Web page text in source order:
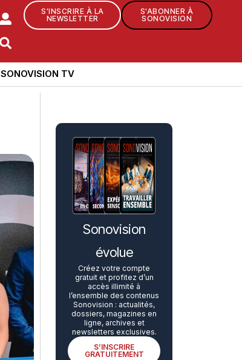
S'INSCRIRE À LA
NEWSLETTER
S'ABONNER À
SONOVISION
SONOVISION TV
Sonovision
évolue
Créez votre compte
gratuit et profitez d’un
accès illimité à
l’ensemble des contenus
Sonovision : actualités,
dossiers, magazines en
ligne, archives et
newsletters exclusives.
S’INSCRIRE
GRATUITEMENT